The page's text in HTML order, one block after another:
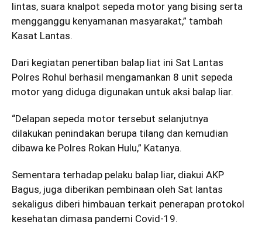
lintas, suara knalpot sepeda motor yang bising serta
mengganggu kenyamanan masyarakat,” tambah
Kasat Lantas.
Dari kegiatan penertiban balap liat ini Sat Lantas
Polres Rohul berhasil mengamankan 8 unit sepeda
motor yang diduga digunakan untuk aksi balap liar.
“Delapan sepeda motor tersebut selanjutnya
dilakukan penindakan berupa tilang dan kemudian
dibawa ke Polres Rokan Hulu,” Katanya.
Sementara terhadap pelaku balap liar, diakui AKP
Bagus, juga diberikan pembinaan oleh Sat lantas
sekaligus diberi himbauan terkait penerapan protokol
kesehatan dimasa pandemi Covid-19.